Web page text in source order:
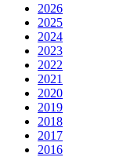
2026
2025
2024
2023
2022
2021
2020
2019
2018
2017
2016